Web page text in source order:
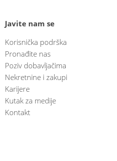
Javite nam se
Korisnička podrška
Pronađite nas
Poziv dobavljačima
Nekretnine i zakupi
Karijere
Kutak za medije
Kontakt